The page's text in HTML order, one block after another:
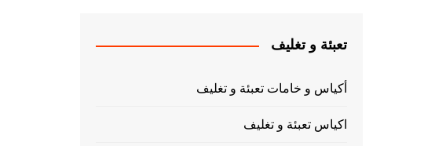
تعبئة و تغليف
أكياس و خامات تعبئة و تغليف
اكياس تعبئة و تغليف